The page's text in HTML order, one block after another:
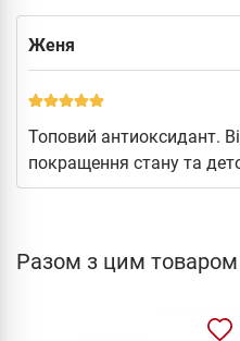
Женя
Топовий антиоксидант.
покращення стану та
Разом з цим